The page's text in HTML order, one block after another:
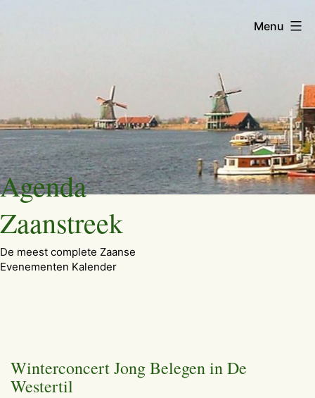
Ga
naar
de
inhoud
Agenda
Zaanstreek
De meest complete Zaanse
Evenementen Kalender
Menu
Winterconcert Jong Belegen in De
Westertil